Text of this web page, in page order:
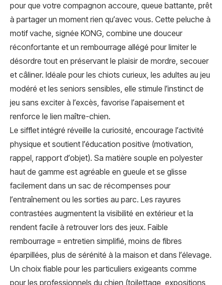
pour que votre compagnon accoure, queue battante, prêt
à partager un moment rien qu’avec vous. Cette peluche à
motif vache, signée KONG, combine une douceur
réconfortante et un rembourrage allégé pour limiter le
désordre tout en préservant le plaisir de mordre, secouer
et câliner. Idéale pour les chiots curieux, les adultes au jeu
modéré et les seniors sensibles, elle stimule l’instinct de
jeu sans exciter à l’excès, favorise l’apaisement et
renforce le lien maître-chien.
Le sifflet intégré réveille la curiosité, encourage l’activité
physique et soutient l’éducation positive (motivation,
rappel, rapport d’objet). Sa matière souple en polyester
haut de gamme est agréable en gueule et se glisse
facilement dans un sac de récompenses pour
l’entraînement ou les sorties au parc. Les rayures
contrastées augmentent la visibilité en extérieur et la
rendent facile à retrouver lors des jeux. Faible
rembourrage = entretien simplifié, moins de fibres
éparpillées, plus de sérénité à la maison et dans l’élevage.
Un choix fiable pour les particuliers exigeants comme
pour les professionnels du chien (toilettage, expositions,